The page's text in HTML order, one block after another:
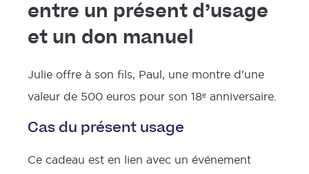
entre un présent d’usage
et un don manuel
Julie offre à son fils, Paul, une montre d’une
valeur de 500 euros pour son 18ᵉ anniversaire.
Cas du présent usage
Ce cadeau est en lien avec un événement